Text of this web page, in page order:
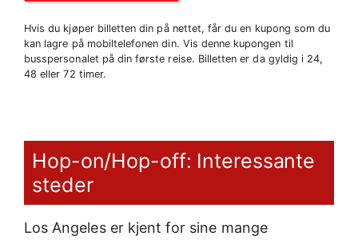
Hvis du kjøper billetten din på nettet, får du en kupong som du
kan lagre på mobiltelefonen din. Vis denne kupongen til
busspersonalet på din første reise. Billetten er da gyldig i 24,
48 eller 72 timer.
Hop-on/Hop-off: Interessante
steder
Los Angeles er kjent for sine mange